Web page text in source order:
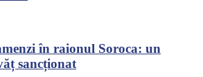
în raionul Soroca: un
sancționat